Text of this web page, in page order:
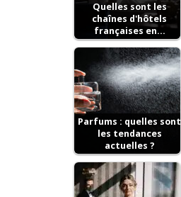
Quelles sont les
chaînes d'hôtels
françaises en…
Parfums : quelles sont
les tendances
actuelles ?